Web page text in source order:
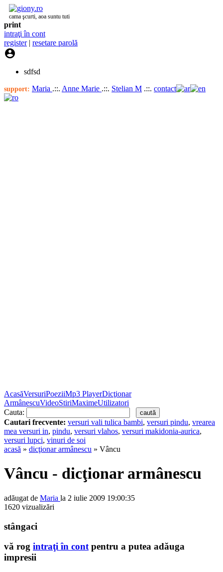
cama şcurti, aoa suntu tuti
print
intraţi în cont
register| resetare parolă

sdfsd
support: Maria .::. Anne Marie .::. Stelian M .::. contact
AcasăVersuriPoeziiMp3 PlayerDicţionar
ArmânescuVideoStiriMaximeUtilizatori
Cauta:
Cautari frecvente: versuri vali tulica bambi, versuri pindu, vrearea
mea versuri in, pindu, versuri vlahos, versuri makidonia-aurica,
versuri lupci, vinuri de soi
acasă » dicţionar armânescu » Vâncu
Vâncu - dicţionar armânescu
adăugat de Maria la 2 iulie 2009 19:00:35
1620 vizualizări
stângaci
vă rog intraţi în contpentru a putea adăuga
impresii